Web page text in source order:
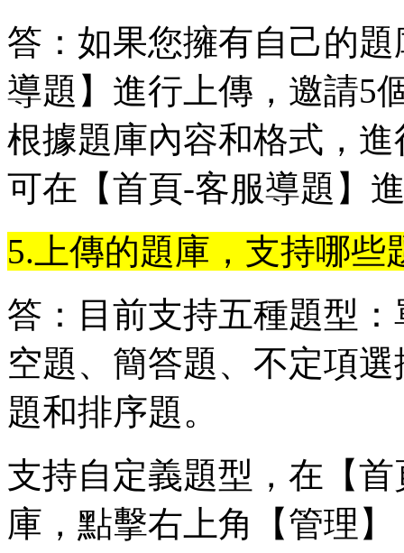
答：如果您擁有自己的
導題】進行上傳，邀請5
根據題庫內容和格式，
可在【首頁-客服導題】
5.上傳的題庫，支持哪
答：目前支持五種題型
空題、簡答題、不定項
題和排序題。
支持自定義題型，在【
庫，點擊右上角【管理